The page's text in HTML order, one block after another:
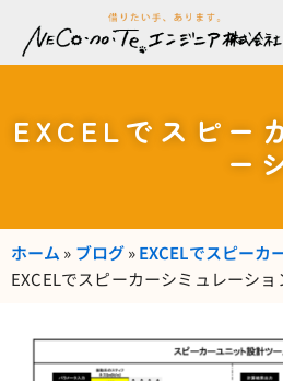
ス
EXCELでスピー
ー
ホーム » ブログ »EXCELでスピーカ
EXCELでスピーカーシミュレーショ